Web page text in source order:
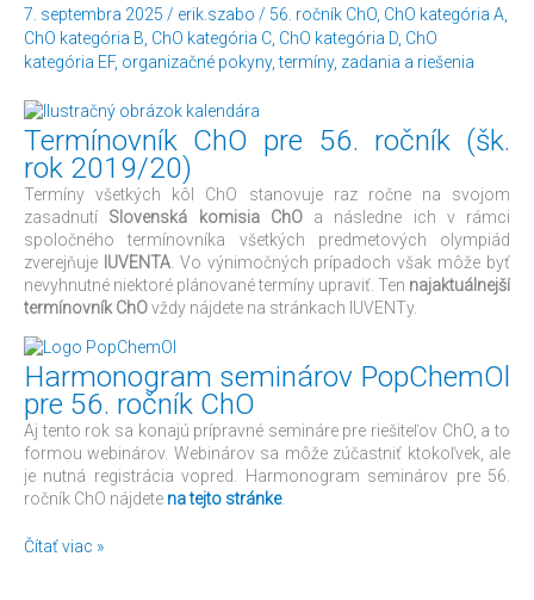
7. septembra 2025 / erik.szabo / 56. ročník ChO ChO kategória A
ChO kategória B ChO kategória C ChO kategória D ChO
kategória EF, organizačné pokyny,termíny, zadania a riešenia
Termínovník ChO pre 56. ročník (šk.
rok 2019/20)
Termíny všetkých kôl ChO stanovuje raz ročne na svojom
zasadnutí Slovenská komisia ChOa následne ich v rámci
spoločného termínovníka všetkých predmetových olympiád
zverejňuje IUVENTA. Vo výnimočných prípadoch však môže byť
nevyhnutné niektoré plánované termíny upraviť. Ten najaktuálnejší
termínovník ChOvždy nájdete na stránkach IUVENTy.
Harmonogram seminárov PopChemOl
pre 56. ročník ChO
Aj tento rok sa konajú prípravné semináre pre riešiteľov ChO, a to
formou webinárov. Webinárov sa môže zúčastniť ktokoľvek, ale
je nutná registrácia vopred. Harmonogram seminárov pre 56.
ročník ChO nájdete na tejto stránke.
(školský
rok
2019/20)
Čítať viac »